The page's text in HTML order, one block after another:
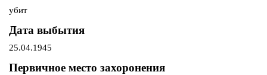
убит
Дата выбытия
25.04.1945
Первичное место захоронения